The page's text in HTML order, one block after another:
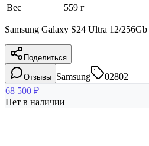
Вес 559 г
Samsung Galaxy S24 Ultra 12/
Поделиться
Отзывы Samsung
02802
68 500 ₽
Нет в наличии